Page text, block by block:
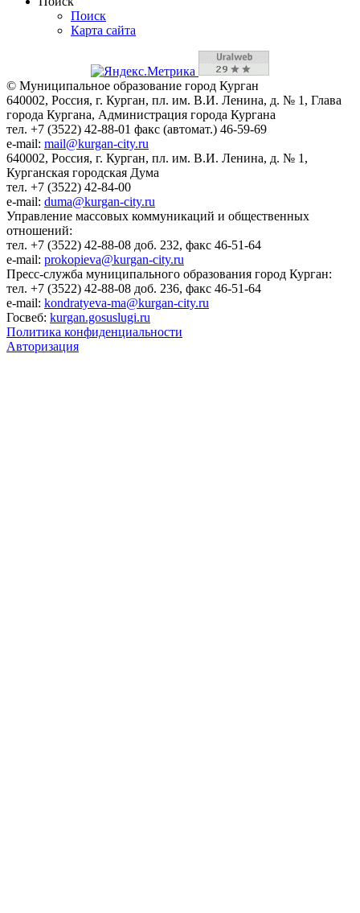
Поиск
Карта сайта
© Муниципальное образование город Курган
640002, Россия, г. Курган, пл. им. В.И. Ленина, д. № 1, Глава
города Кургана, Администрация города Кургана
тел. +7 (3522) 42-88-01 факс (автомат.) 46-59-69
e-mail: mail@kurgan-city.ru
640002, Россия, г. Курган, пл. им. В.И. Ленина, д. № 1,
Курганская городская Дума
тел. +7 (3522) 42-84-00
e-mail: duma@kurgan-city.ru
Управление массовых коммуникаций и общественных
отношений:
тел. +7 (3522) 42-88-08 доб. 232, факс 46-51-64
e-mail: prokopieva@kurgan-city.ru
Пресс-служба муниципального образования город Курган:
тел. +7 (3522) 42-88-08 доб. 236, факс 46-51-64
e-mail: kondratyeva-ma@kurgan-city.ru
Госвеб: kurgan.gosuslugi.ru
Политика конфиденциальности
Авторизация